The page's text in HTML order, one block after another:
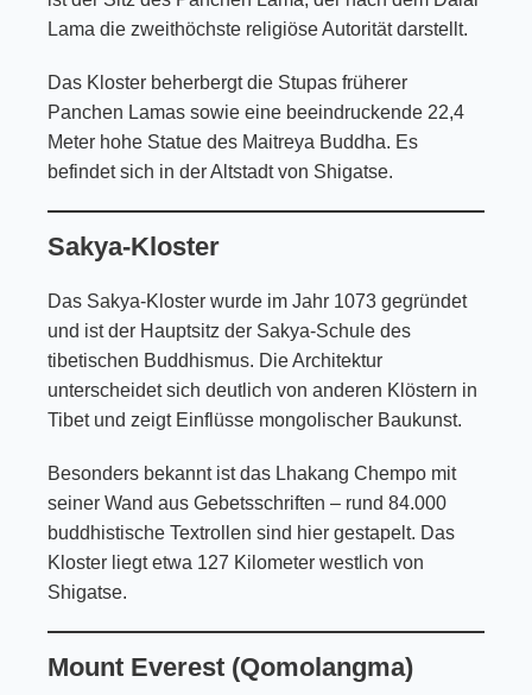
Lama die zweithöchste religiöse Autorität darstellt.
Das Kloster beherbergt die Stupas früherer
Panchen Lamas sowie eine beeindruckende 22,4
Meter hohe Statue des Maitreya Buddha. Es
befindet sich in der Altstadt von Shigatse.
Sakya-Kloster
Das Sakya-Kloster wurde im Jahr 1073 gegründet
und ist der Hauptsitz der Sakya-Schule des
tibetischen Buddhismus. Die Architektur
unterscheidet sich deutlich von anderen Klöstern in
Tibet und zeigt Einflüsse mongolischer Baukunst.
Besonders bekannt ist das Lhakang Chempo mit
seiner Wand aus Gebetsschriften – rund 84.000
buddhistische Textrollen sind hier gestapelt. Das
Kloster liegt etwa 127 Kilometer westlich von
Shigatse.
Mount Everest (Qomolangma)